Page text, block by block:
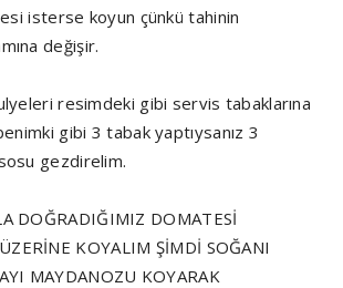
isterse koyun çünkü tahinin
değişir.
resimdeki gibi servis tabaklarına
gibi 3 tabak yaptıysanız 3
gezdirelim.
DOĞRADIĞIMIZ DOMATESİ
KOYALIM ŞİMDİ SOĞANI
MAYDANOZU KOYARAK